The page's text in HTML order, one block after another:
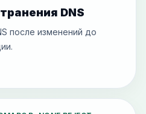
DNS
после изменений до